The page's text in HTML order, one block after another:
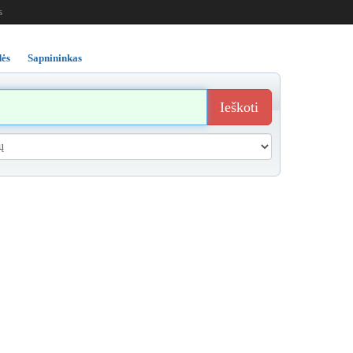
Sapnininkas
Ieškoti